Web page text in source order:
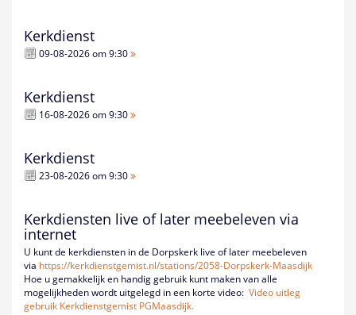
Kerkdienst
09-08-2026 om 9:30
Kerkdienst
16-08-2026 om 9:30
Kerkdienst
23-08-2026 om 9:30
Kerkdiensten live of later meebeleven via
internet
U kunt de kerkdiensten in de Dorpskerk live of later meebeleven
via https://kerkdienstgemist.nl/stations/2058-Dorpskerk-Maasdijk
Hoe u gemakkelijk en handig gebruik kunt maken van alle
mogelijkheden wordt uitgelegd in een korte video: Video uitleg
gebruik Kerkdienstgemist PGMaasdijk.